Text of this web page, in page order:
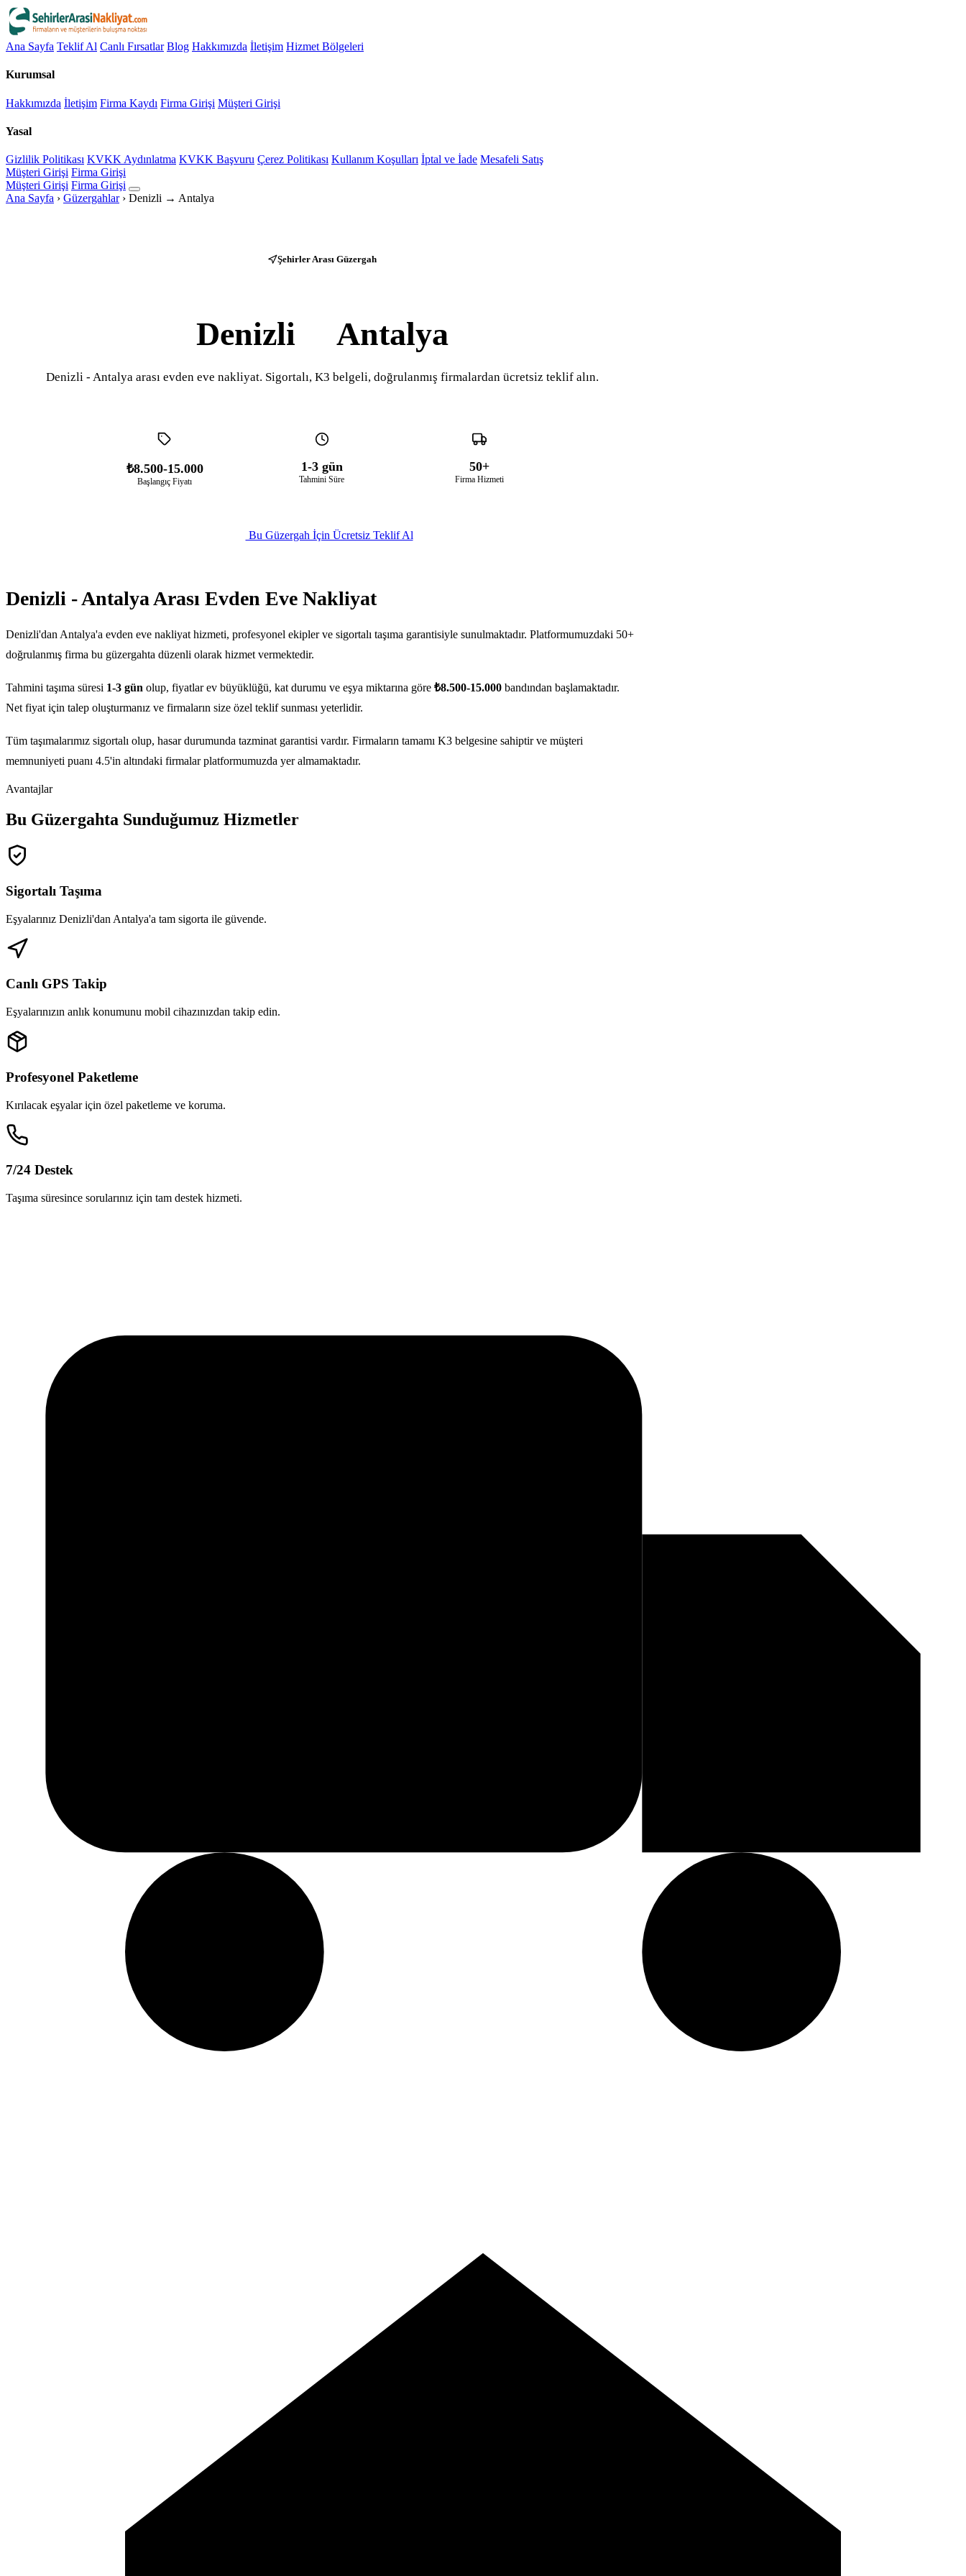
Ana Sayfa Teklif Al Canlı Fırsatlar Blog Hakkımızda İletişim Hizmet Bölgeleri
Kurumsal
Hakkımızda İletişim Firma Kaydı Firma Girişi Müşteri Girişi
Yasal
Gizlilik Politikası KVKK Aydınlatma KVKK Başvuru Çerez Politikası Kullanım Koşulları İptal ve İade Mesafeli Satış
Müşteri Girişi Firma Girişi
Müşteri Girişi Firma Girişi
Ana Sayfa › Güzergahlar › Denizli → Antalya
Şehirler Arası Güzergah
Denizli Antalya
Denizli - Antalya arası evden eve nakliyat. Sigortalı, K3 belgeli, doğrulanmış firmalardan ücretsiz teklif alın.
₺8.500-15.000
Başlangıç Fiyatı
1-3 gün
Tahmini Süre
50+
Firma Hizmeti
Bu Güzergah İçin Ücretsiz Teklif Al
Denizli - Antalya Arası Evden Eve Nakliyat
Denizli'dan Antalya'a evden eve nakliyat hizmeti, profesyonel ekipler ve sigortalı taşıma garantisiyle sunulmaktadır. Platformumuzdaki 50+
doğrulanmış firma bu güzergahta düzenli olarak hizmet vermektedir.
Tahmini taşıma süresi 1-3 gün olup, fiyatlar ev büyüklüğü, kat durumu ve eşya miktarına göre ₺8.500-15.000 bandından başlamaktadır.
Net fiyat için talep oluşturmanız ve firmaların size özel teklif sunması yeterlidir.
Tüm taşımalarımız sigortalı olup, hasar durumunda tazminat garantisi vardır. Firmaların tamamı K3 belgesine sahiptir ve müşteri
memnuniyeti puanı 4.5'in altındaki firmalar platformumuzda yer almamaktadır.
Avantajlar
Bu Güzergahta Sunduğumuz Hizmetler
Sigortalı Taşıma
Eşyalarınız Denizli'dan Antalya'a tam sigorta ile güvende.
Canlı GPS Takip
Eşyalarınızın anlık konumunu mobil cihazınızdan takip edin.
Profesyonel Paketleme
Kırılacak eşyalar için özel paketleme ve koruma.
7/24 Destek
Taşıma süresince sorularınız için tam destek hizmeti.